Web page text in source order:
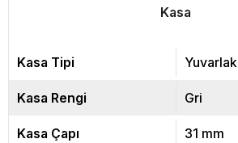
Kasa
Kasa Tipi Yuvarlak
Kasa Rengi Gri
Kasa Çapı 31 mm